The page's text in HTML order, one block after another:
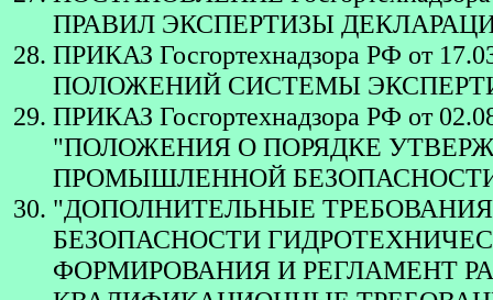
ПРАВИЛ ЭКСПЕРТИЗЫ
ПРИКАЗ Госгортехнадзора РФ от
ПОЛОЖЕНИЙ СИСТЕМЫ
ПРИКАЗ Госгортехнадзора РФ от
"ПОЛОЖЕНИЯ О ПОРЯДКЕ
ПРОМЫШЛЕННОЙ
"ДОПОЛНИТЕЛЬНЫЕ
БЕЗОПАСНОСТИ
ФОРМИРОВАНИЯ И РЕГЛАМЕНТ